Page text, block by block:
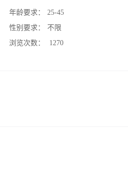
年龄要求：
25-45
性别要求：
不限
浏览次数：
1270